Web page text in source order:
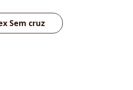
Sem cruz